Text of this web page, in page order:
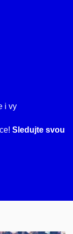
i vy
Sledujte svou